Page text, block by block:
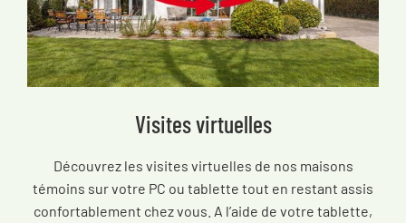
Visites virtuelles
Découvrez les visites virtuelles de nos maisons
témoins sur votre PC ou tablette tout en restant assis
confortablement chez vous. A l’aide de votre tablette,